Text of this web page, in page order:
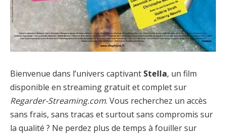
Bienvenue dans l’univers captivant Stella, un film
disponible en streaming gratuit et complet sur
Regarder-Streaming.com. Vous recherchez un accès
sans frais, sans tracas et surtout sans compromis sur
la qualité ? Ne perdez plus de temps à fouiller sur